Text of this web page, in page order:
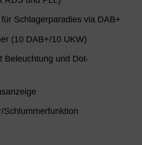
Schlagerparadies via DAB+
(10 DAB+/10 UKW)
Beleuchtung und Dot-
Schlummerfunktion